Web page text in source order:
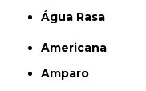
Água Rasa
Americana
Amparo